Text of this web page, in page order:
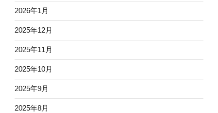
2026年1月
2025年12月
2025年11月
2025年10月
2025年9月
2025年8月